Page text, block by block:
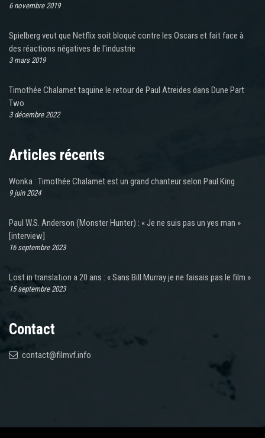
6 novembre 2019
Spielberg veut que Netflix soit bloqué contre les Oscars et fait face à
des réactions négatives de l'industrie
3 mars 2019
Timothée Chalamet taquine le retour de Paul Atreides dans Dune Part
Two
3 décembre 2022
Articles récents
Wonka : Timothée Chalamet est un grand chanteur selon Paul King
9 juin 2024
Paul W.S. Anderson (Monster Hunter) : « Je ne suis pas un yes man »
[interview]
16 septembre 2023
Lost in translation a 20 ans : « Sans Bill Murray je ne faisais pas le film »
15 septembre 2023
Contact
contact@filmvf.info